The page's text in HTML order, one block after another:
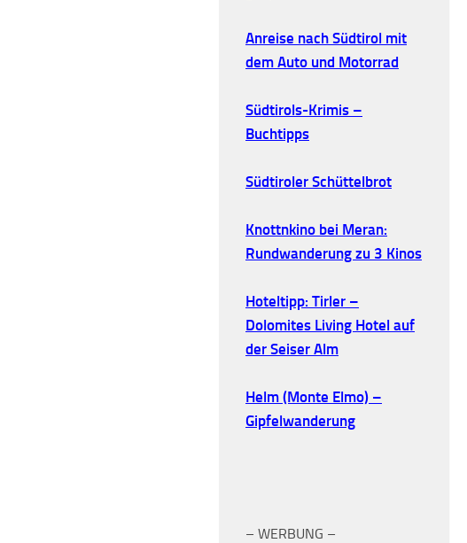
Anreise nach Südtirol mit
dem Auto und Motorrad
Südtirols-Krimis –
Buchtipps
Südtiroler Schüttelbrot
Knottnkino bei Meran:
Rundwanderung zu 3 Kinos
Hoteltipp: Tirler –
Dolomites Living Hotel auf
der Seiser Alm
Helm (Monte Elmo) –
Gipfelwanderung
– WERBUNG –